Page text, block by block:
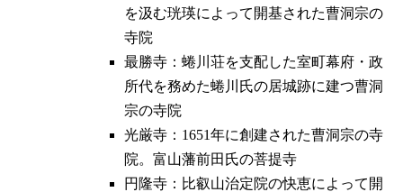
を汲む珖瑛によって開基された曹洞宗の
寺院
最勝寺：蜷川荘を支配した室町幕府・政
所代を務めた蜷川氏の居城跡に建つ曹洞
宗の寺院
光厳寺：1651年に創建された曹洞宗の寺
院。富山藩前田氏の菩提寺
円隆寺：比叡山治定院の快恵によって開